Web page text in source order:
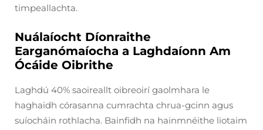
timpeallachta.
Nuálaíocht Díonraithe
Earganómaíocha a Laghdaíonn Am
Ócáide Oibrithe
Laghdú 40% saoireallt oibreoirí gaolmhara le
haghaidh córasanna cumrachta chrua-gcinn agus
suíocháin rothlacha. Bainfidh na hainmnéithe liotaim